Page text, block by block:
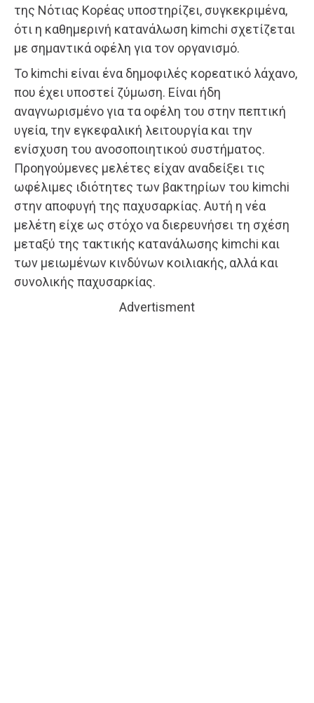
της Νότιας Κορέας υποστηρίζει, συγκεκριμένα,
ότι η καθημερινή κατανάλωση kimchi σχετίζεται
με σημαντικά οφέλη για τον οργανισμό.
Το kimchi είναι ένα δημοφιλές κορεατικό λάχανο,
που έχει υποστεί ζύμωση. Είναι ήδη
αναγνωρισμένο για τα οφέλη του στην πεπτική
υγεία, την εγκεφαλική λειτουργία και την
ενίσχυση του ανοσοποιητικού συστήματος.
Προηγούμενες μελέτες είχαν αναδείξει τις
ωφέλιμες ιδιότητες των βακτηρίων του kimchi
στην αποφυγή της παχυσαρκίας. Αυτή η νέα
μελέτη είχε ως στόχο να διερευνήσει τη σχέση
μεταξύ της τακτικής κατανάλωσης kimchi και
των μειωμένων κινδύνων κοιλιακής, αλλά και
συνολικής παχυσαρκίας.
Advertisment